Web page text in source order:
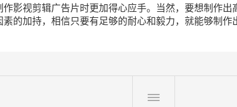
影视剪辑广告片时更加得心应手。当然，要想制作
的加持，相信只要有足够的耐心和毅力，就能够制作